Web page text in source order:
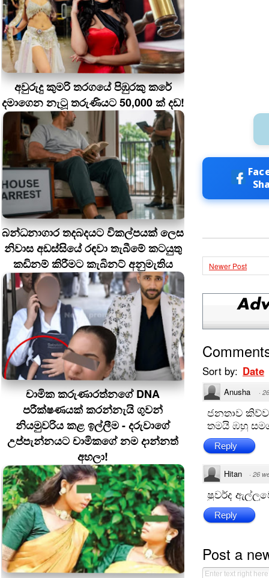
අවුරුදු කුමරි තරගයේ පිඹුරකු කරේ
දමාගෙන නැටූ තරුණියට 50,000 ක් දඩ!
බන්ධනාගාර තදබදයට විකල්පයක් ලෙස
නිවාස අඩස්සියේ රඳවා තැබීමේ කටයුතු
කඩිනම් කිරීමට කැබිනට් අනුමැතිය
චාමික කරුණාරත්නගේ DNA
පරීක්ෂණයක් කරන්නැයි ගුවන්
නියමුවරිය කළ ඉල්ලීම - දරුවාගේ
උප්පැන්නයට චාමිකගේ නම දාන්නත්
අහලා!
Newer Post
Sort by: Date
Anusha ·
ජනතාව
තමයි ඹහු
Reply
Hitan · 26
ෂුවර්ද
Reply
Post a